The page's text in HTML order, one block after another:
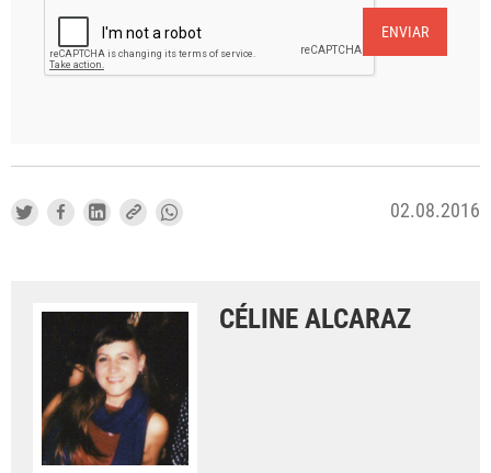
ENVIAR
02.08.2016
CÉLINE ALCARAZ